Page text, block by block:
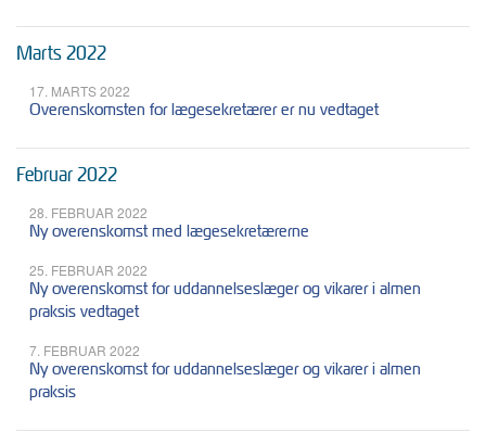
Marts 2022
17. MARTS 2022
Overenskomsten for lægesekretærer er nu vedtaget
Februar 2022
28. FEBRUAR 2022
Ny overenskomst med lægesekretærerne
25. FEBRUAR 2022
Ny overenskomst for uddannelseslæger og vikarer i almen
praksis vedtaget
7. FEBRUAR 2022
Ny overenskomst for uddannelseslæger og vikarer i almen
praksis